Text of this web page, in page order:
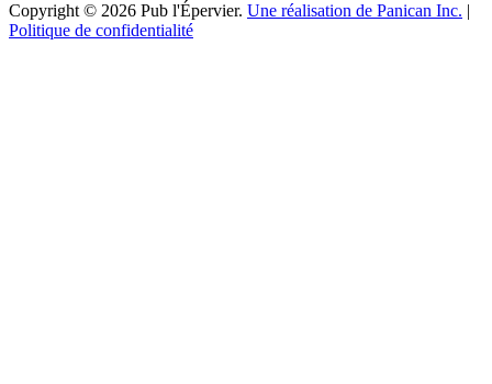
Copyright © 2026 Pub l'Épervier. Une réalisation de Panican Inc. |
Politique de confidentialité